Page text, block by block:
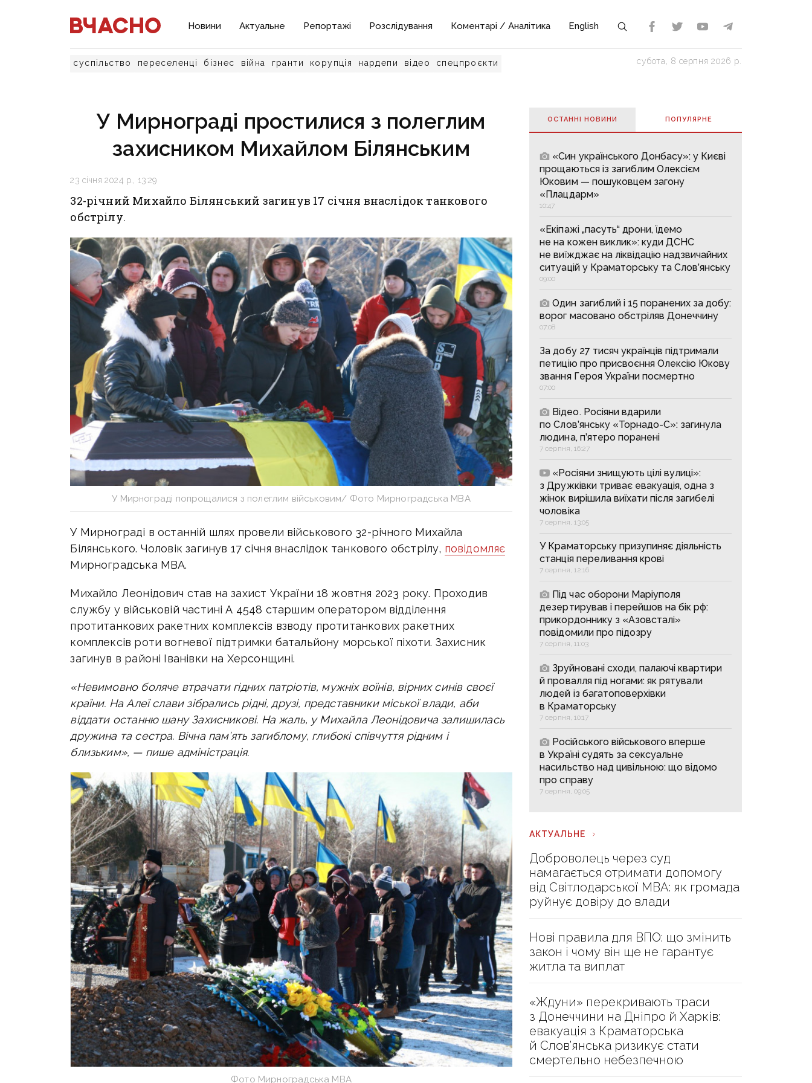
Новини Актуальне Репортажі Розслідування Коментарі / Аналітика English
суспільство переселенці бізнес війна гранти корупція нардепи відео спецпроєкти субота, 8 серпня 2026 р.
У Мирнограді простилися з полеглим
захисником Михайлом Білянським
23 січня 2024 р., 13:29
32-річний Михайло Білянський загинув 17 січня внаслідок танкового
обстрілу.
У Мирнограді попрощалися з полеглим військовим/ Фото Мирноградська МВА
У Мирнограді в останній шлях провели військового 32-річного Михайла
Білянського. Чоловік загинув 17 січня внаслідок танкового обстрілу, повідомляє
Мирноградська МВА.
Михайло Леонідович став на захист України 18 жовтня 2023 року. Проходив
службу у військовій частині А 4548 старшим оператором відділення
протитанкових ракетних комплексів взводу протитанкових ракетних
комплексів роти вогневої підтримки батальйону морської піхоти. Захисник
загинув в районі Іванівки на Херсонщині.
«Невимовно боляче втрачати гідних патріотів, мужніх воїнів, вірних синів своєї
країни. На Алеї слави зібрались рідні, друзі, представники міської влади, аби
віддати останню шану Захисникові. На жаль, у Михайла Леонідовича залишилась
дружина та сестра. Вічна пам’ять загиблому, глибокі співчуття рідним і
близьким», — пише адміністрація.
Фото Мирноградська МВА
ОСТАННІ НОВИНИ ПОПУЛЯРНE
«Син українського Донбасу»: у Києві
прощаються із загиблим Олексієм
Юковим — пошуковцем загону
«Плацдарм»
10:47
«Екіпажі „пасуть“ дрони, їдемо
не на кожен виклик»: куди ДСНС
не виїжджає на ліквідацію надзвичайних
ситуацій у Краматорську та Слов’янську
09:00
Один загиблий і 15 поранених за добу:
ворог масовано обстріляв Донеччину
07:08
За добу 27 тисяч українців підтримали
петицію про присвоєння Олексію Юкову
звання Героя України посмертно
07:00
Відео. Росіяни вдарили
по Слов’янську «Торнадо-С»: загинула
людина, п’ятеро поранені
7 серпня, 16:27
«Росіяни знищують цілі вулиці»:
з Дружківки триває евакуація, одна з
жінок вирішила виїхати після загибелі
чоловіка
7 серпня, 13:05
У Краматорську призупиняє діяльність
станція переливання крові
7 серпня, 12:16
Під час оборони Маріуполя
дезертирував і перейшов на бік рф:
прикордоннику з «Азовсталі»
повідомили про підозру
7 серпня, 11:03
Зруйновані сходи, палаючі квартири
й провалля під ногами: як рятували
людей із багатоповерхівки
в Краматорську
7 серпня, 10:17
Російського військового вперше
в Україні судять за сексуальне
насильство над цивільною: що відомо
про справу
7 серпня, 09:05
АКТУАЛЬНЕ
Доброволець через суд
намагається отримати допомогу
від Світлодарської МВА: як громада
руйнує довіру до влади
Нові правила для ВПО: що змінить
закон і чому він ще не гарантує
житла та виплат
«Ждуни» перекривають траси
з Донеччини на Дніпро й Харків:
евакуація з Краматорська
й Слов’янська ризикує стати
смертельно небезпечною